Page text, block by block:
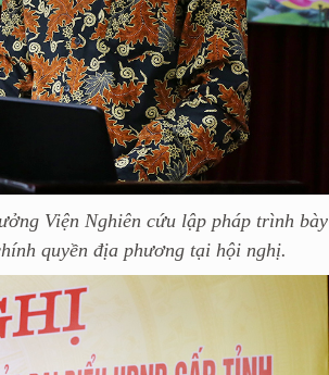
Viện Nghiên cứu lập pháp trình bày
quyền địa phương tại hội nghị.